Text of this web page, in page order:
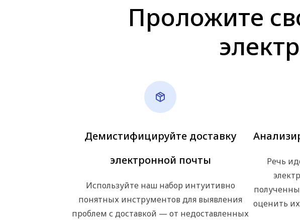
Проложите
Демистифицируйте доставку
электронной почты
Используйте наш набор интуитивно
понятных инструментов для выявления
проблем с доставкой — от недоставленных
Речь
оценить